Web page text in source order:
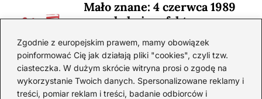
Zgodnie z europejskim prawem, mamy obowiązek
poinformować Cię jak działają pliki "cookies", czyli tzw.
ciasteczka. W dużym skrócie witryna prosi o zgodę na
wykorzystanie Twoich danych. Spersonalizowane reklamy i
treści, pomiar reklam i treści, badanie odbiorców i
Mało znane: 4 czerwca 1989
— zaskakujące fakty
2026-08-03
Ciekawostki o 1. wojnie
światowej — mało znane
fakty i historie